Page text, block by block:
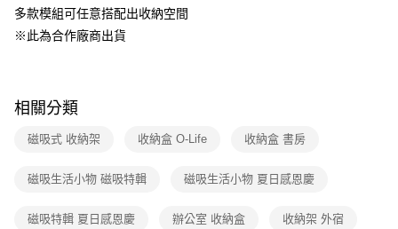
2.透過簡訊連結打開帳單後，可選擇「超商條碼／台灣大直營門市／銀行轉
帳／街口支付／iPASS MONEY」等通路繳費。
買賣價金債權讓與本公司後，依約使用本公司帳單繳交帳款。
2.基於同意付款使用「大哥付你分期」之契約關係目的，商店將以您的個人
資料（包含姓名、電話或地址）提供予台灣大哥大進項蒐集、處理及利用，
多款模組可任意搭配出收納空間
※此為合作廠商出貨
相關分類
磁吸式 收納架 收納盒 O-Life 收納盒 書房
磁吸生活小物 磁吸特輯 磁吸生活小物 夏日感恩慶
磁吸特輯 夏日感恩慶 辦公室 收納盒 收納架 外宿